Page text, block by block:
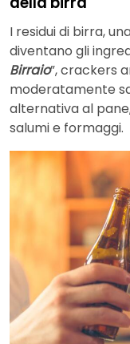
I residui di birra,
diventano gli
Birraio”, crackers
moderatamente
alternativa al
salumi e formaggi.